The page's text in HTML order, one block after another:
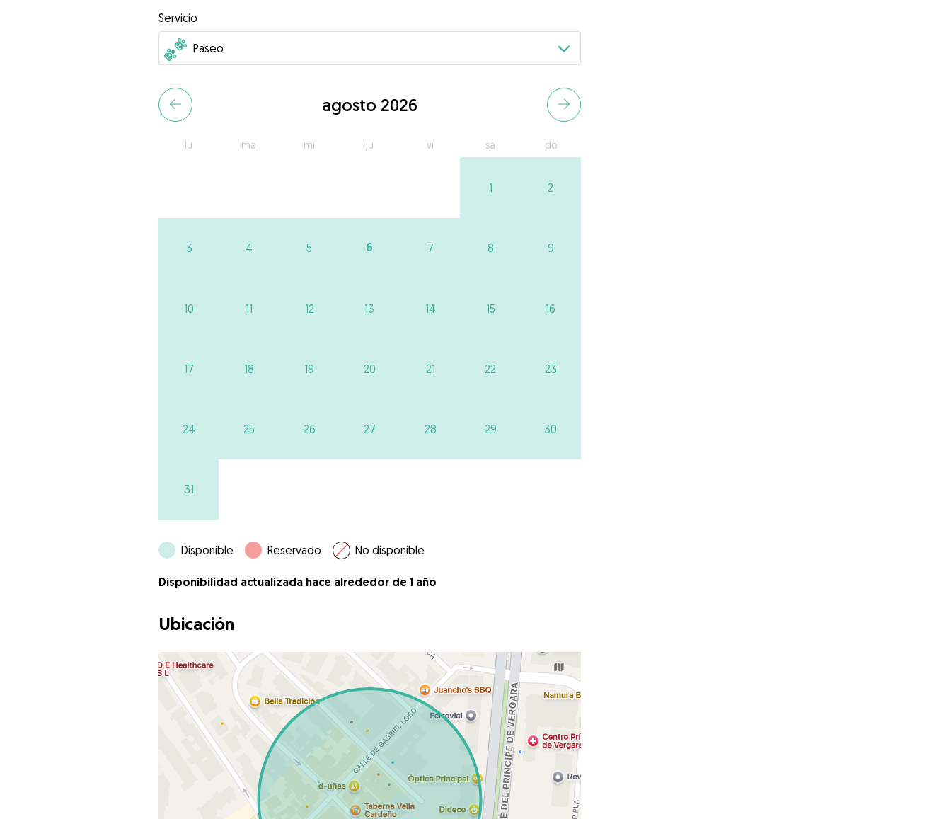
Servicio
agosto 2026
lu ma mi ju vi sa do
1 2
3 4 5 6 7 8 9
10 11 12 13 14 15 16
17 18 19 20 21 22 23
24 25 26 27 28 29 30
31
Disponible Reservado No disponible
Disponibilidad actualizada hace alrededor de 1 año
Ubicación